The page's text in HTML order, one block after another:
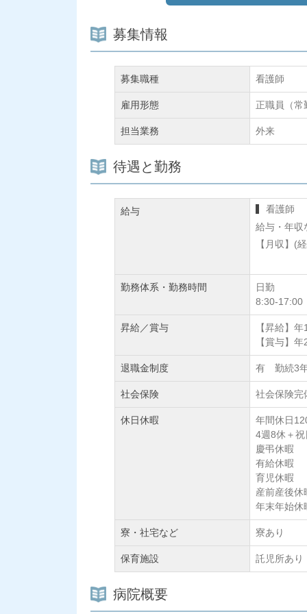
募集情報
募集職種 看護師
雇用形態 正職員（常
担当業務 外来
待遇と勤務
給与
看護師
給与・年収
【月収】(
勤務体系・勤務時間
日勤
8:30-17:00
昇給／賞与
【昇給】年
【賞与】年
退職金制度 有 勤続3
社会保険 社会保険完
休日休暇
年間休日
4週8休＋祝
慶弔休暇
有給休暇
育児休暇
産前産後休
年末年始休
寮・社宅など 寮あり
保育施設 託児所あり
病院概要